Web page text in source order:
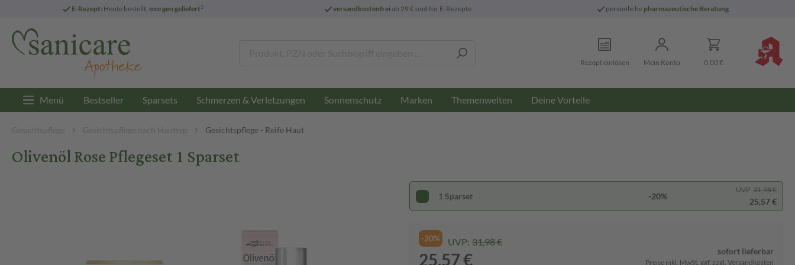
E-Rezept: Heute bestellt, morgen geliefert3 versandkostenfreiab 29 € und für E-Rezepte persönliche pharmazeutische Beratung
Rezept einlösen Mein Konto 0,00 €
Menü Bestseller Sparsets Schmerzen & Verletzungen Sonnenschutz Marken Themenwelten Deine Vorteile
Gesichtspflege Gesichtspflege nach Hauttyp Gesichtspflege - Reife Haut
Olivenöl Rose Pflegeset 1 Sparset
1 Sparset -20%
UVP: 31,98 €
25,57 €
-20% UVP: 31,98 €
25,57 € sofort lieferbar
Preise inkl. MwSt. ggf. zzgl. Versandkosten